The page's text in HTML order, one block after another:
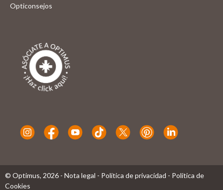
Opticonsejos
© Optimus, 2026 - Nota legal - Política de privacidad - Política de
Cookies